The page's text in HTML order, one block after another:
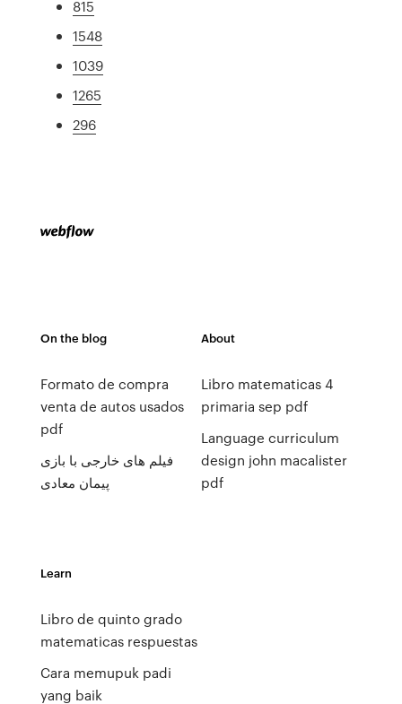
815
1548
1039
1265
296
On the blog
Formato de compra
venta de autos usados
pdf
فیلم های خارجی با بازی
پیمان معادی
About
Libro matematicas 4
primaria sep pdf
Language curriculum
design john macalister
pdf
Learn
Libro de quinto grado
matematicas respuestas
Cara memupuk padi
yang baik